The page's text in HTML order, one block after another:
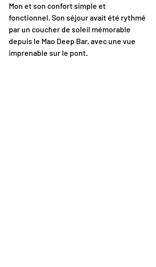
Mon et son confort simple et
fonctionnel. Son séjour avait été rythmé
par un coucher de soleil mémorable
depuis le Mao Deep Bar, avec une vue
imprenable sur le pont.